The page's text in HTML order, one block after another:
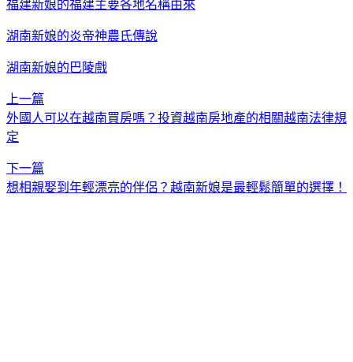
福建新娘的福建主要各地名稱由來
湖南新娘的炎帝神農氏傳說
湖南新娘的巴陵戲
上一篇
外國人可以在越南買房嗎？投資越南房地產的相關越南法律規
定
下一篇
想相親娶到年輕漂亮的伴侶？越南新娘是最輕鬆簡單的選擇！